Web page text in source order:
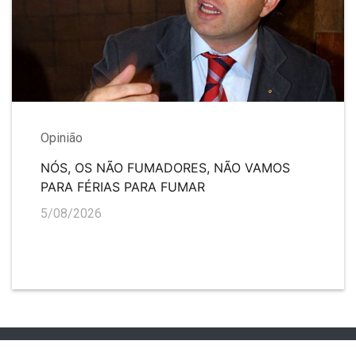
Opinião
NÓS, OS NÃO FUMADORES, NÃO VAMOS
PARA FÉRIAS PARA FUMAR
5/08/2026